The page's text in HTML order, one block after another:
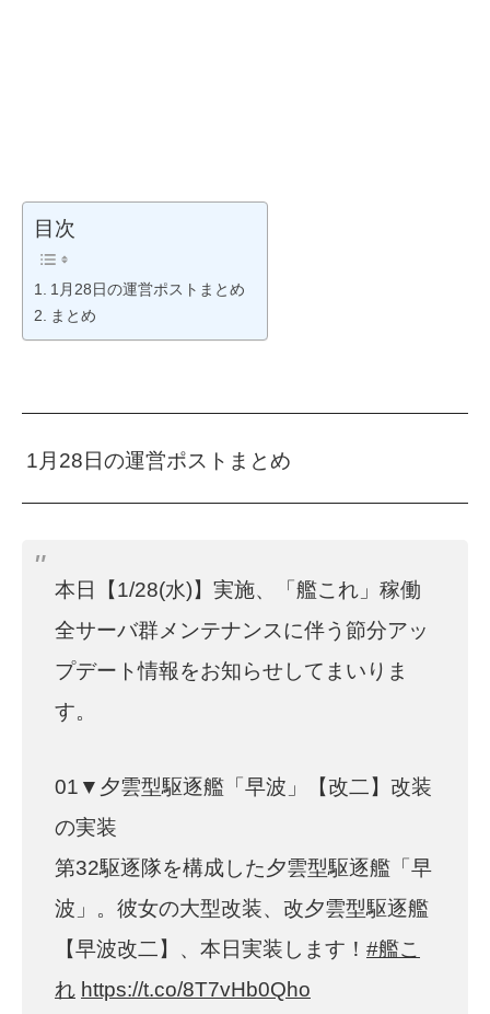
目次
1月28日の運営ポストまとめ
まとめ
1月28日の運営ポストまとめ
本日【1/28(水)】実施、「艦これ」稼働
全サーバ群メンテナンスに伴う節分アッ
プデート情報をお知らせしてまいりま
す。
01▼夕雲型駆逐艦「早波」【改二】改装
の実装
第32駆逐隊を構成した夕雲型駆逐艦「早
波」。彼女の大型改装、改夕雲型駆逐艦
【早波改二】、本日実装します！ #艦こ
れ https://t.co/8T7vHb0Qho